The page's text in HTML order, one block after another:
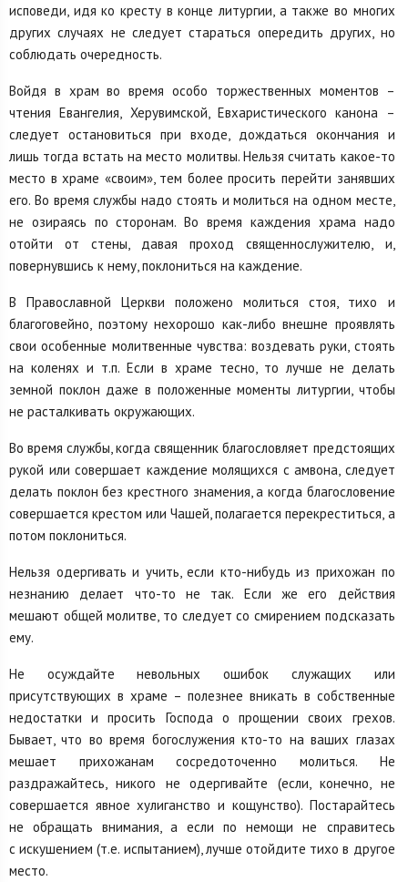
исповеди, идя ко кресту в конце литургии, а также во многих
других случаях не следует стараться опередить других, но
соблюдать очередность.
Войдя в храм во время особо торжественных моментов –
чтения Евангелия, Херувимской, Евхаристического канона –
следует остановиться при входе, дождаться окончания и
лишь тогда встать на место молитвы. Нельзя считать какое-то
место в храме «своим», тем более просить перейти занявших
его. Во время службы надо стоять и молиться на одном месте,
не озираясь по сторонам. Во время каждения храма надо
отойти от стены, давая проход священнослужителю, и,
повернувшись к нему, поклониться на каждение.
В Православной Церкви положено молиться стоя, тихо и
благоговейно, поэтому нехорошо как-либо внешне проявлять
свои особенные молитвенные чувства: воздевать руки, стоять
на коленях и т.п. Если в храме тесно, то лучше не делать
земной поклон даже в положенные моменты литургии, чтобы
не расталкивать окружающих.
Во время службы, когда священник благословляет предстоящих
рукой или совершает каждение молящихся с амвона, следует
делать поклон без крестного знамения, а когда благословение
совершается крестом или Чашей, полагается перекреститься, а
потом поклониться.
Нельзя одергивать и учить, если кто-нибудь из прихожан по
незнанию делает что-то не так. Если же его действия
мешают общей молитве, то следует со смирением подсказать
ему.
Не осуждайте невольных ошибок служащих или
присутствующих в храме – полезнее вникать в собственные
недостатки и просить Господа о прощении своих грехов.
Бывает, что во время богослужения кто-то на ваших глазах
мешает прихожанам сосредоточенно молиться. Не
раздражайтесь, никого не одергивайте (если, конечно, не
совершается явное хулиганство и кощунство). Постарайтесь
не обращать внимания, а если по немощи не справитесь
с искушением (т.е. испытанием), лучше отойдите тихо в другое
место.